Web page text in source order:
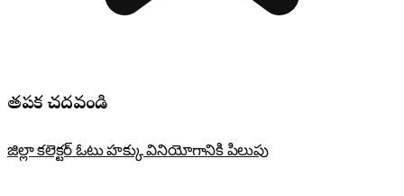
తప్పక చదవండి
జిల్లా కలెక్టర్ ఓటు హక్కు వినియోగానికి పిలుపు